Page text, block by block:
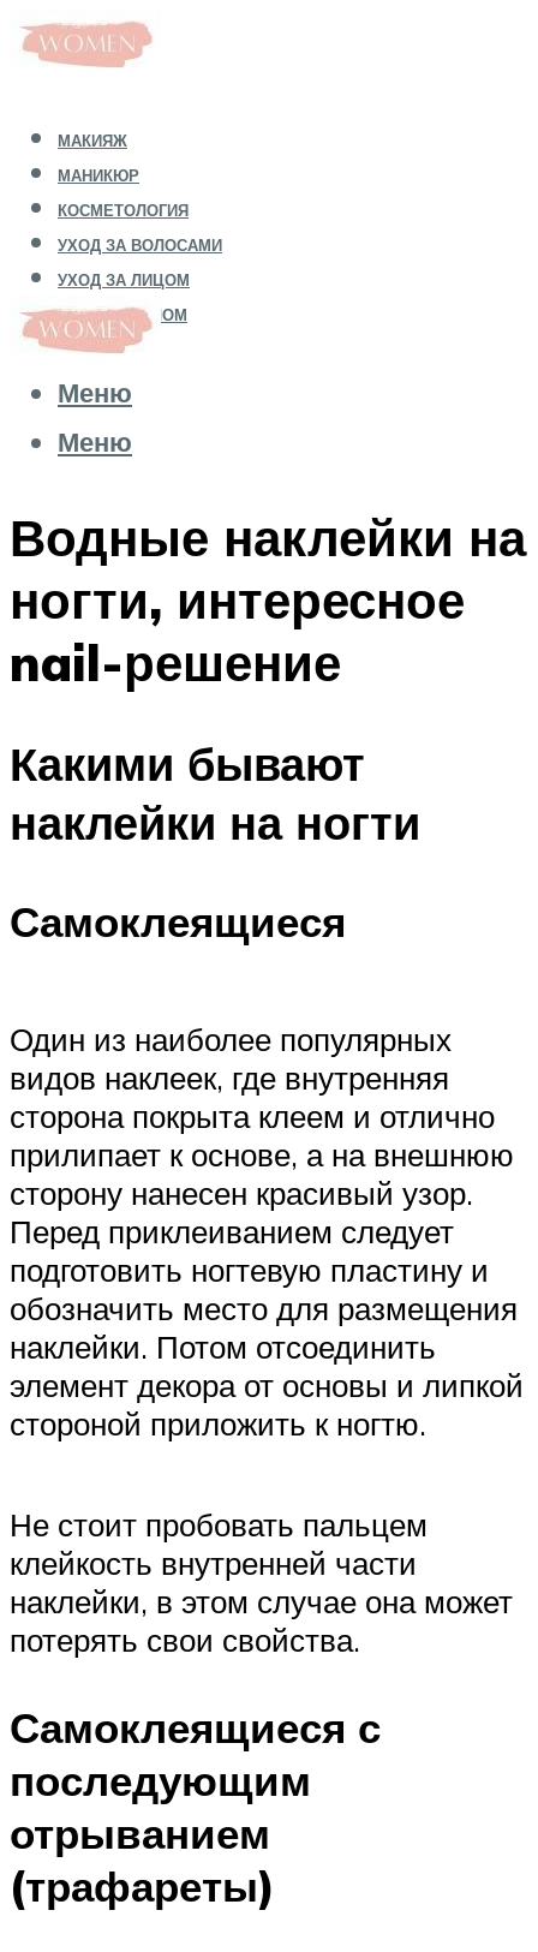
МАКИЯЖ
МАНИКЮР
КОСМЕТОЛОГИЯ
УХОД ЗА ВОЛОСАМИ
УХОД ЗА ЛИЦОМ
УХОД ЗА ТЕЛОМ
Меню
Меню
Водные наклейки на
ногти, интересное
nail-решение
Какими бывают
наклейки на ногти
Самоклеящиеся
Один из наиболее популярных
видов наклеек, где внутренняя
сторона покрыта клеем и отлично
прилипает к основе, а на внешнюю
сторону нанесен красивый узор.
Перед приклеиванием следует
подготовить ногтевую пластину и
обозначить место для размещения
наклейки. Потом отсоединить
элемент декора от основы и липкой
стороной приложить к ногтю.
Не стоит пробовать пальцем
клейкость внутренней части
наклейки, в этом случае она может
потерять свои свойства.
Самоклеящиеся с
последующим
отрыванием
(трафареты)